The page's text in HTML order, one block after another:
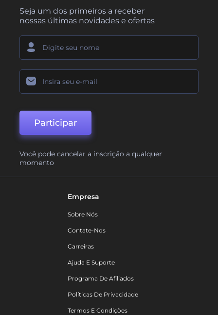
Seja um dos primeiros a receber
nossas últimas novidades e ofertas
Participar
Você pode cancelar a inscrição a qualquer
momento
Empresa
Sobre Nós
Contate-Nos
Carreiras
Ajuda E Suporte
Programa De Afiliados
Políticas De Privacidade
Termos E Condições